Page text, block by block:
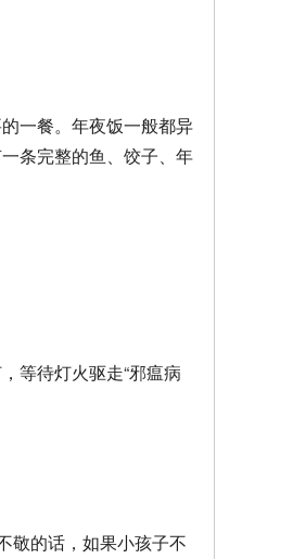
一餐。年夜饭一般都异
条完整的鱼、饺子、年
等待灯火驱走“邪瘟病
敬的话，如果小孩子不